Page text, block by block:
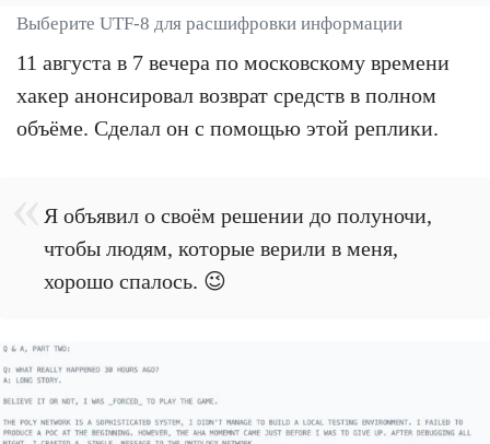
Выберите UTF-8 для расшифровки информации
11 августа в 7 вечера по московскому времени
хакер анонсировал возврат средств в полном
объёме. Сделал он с помощью этой реплики.
Я объявил о своём решении до полуночи,
чтобы людям, которые верили в меня,
хорошо спалось. 😉